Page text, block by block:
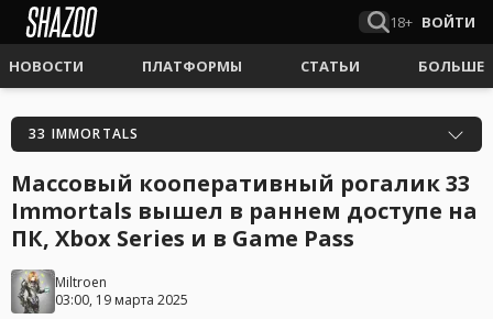
18+ ВОЙТИ
НОВОСТИ ПЛАТФОРМЫ СТАТЬИ БОЛЬШЕ
33 IMMORTALS
Массовый кооперативный рогалик 33
Immortals вышел в раннем доступе на
ПК, Xbox Series и в Game Pass
Miltroen
03:00, 19 марта 2025